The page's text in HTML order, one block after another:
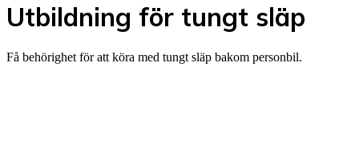
Utbildning för tungt släp
Få behörighet för att köra med tungt släp bakom personbil.